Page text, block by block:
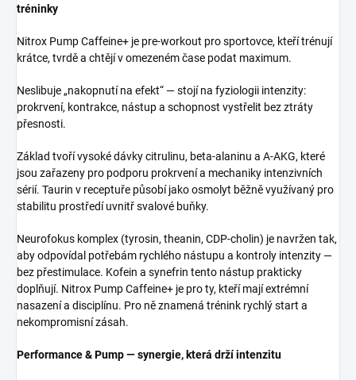
tréninky
Nitrox Pump Caffeine+ je pre-workout pro sportovce, kteří trénují
krátce, tvrdě a chtějí v omezeném čase podat maximum.
Neslibuje „nakopnutí na efekt“ — stojí na fyziologii intenzity:
prokrvení, kontrakce, nástup a schopnost vystřelit bez ztráty
přesnosti.
Základ tvoří vysoké dávky citrulinu, beta-alaninu a A-AKG, které
jsou zařazeny pro podporu prokrvení a mechaniky intenzivních
sérií. Taurin v receptuře působí jako osmolyt běžně využívaný pro
stabilitu prostředí uvnitř svalové buňky.
Neurofokus komplex (tyrosin, theanin, CDP-cholin) je navržen tak,
aby odpovídal potřebám rychlého nástupu a kontroly intenzity —
bez přestimulace. Kofein a synefrin tento nástup prakticky
doplňují. Nitrox Pump Caffeine+ je pro ty, kteří mají extrémní
nasazení a disciplínu. Pro ně znamená trénink rychlý start a
nekompromisní zásah.
Performance & Pump — synergie, která drží intenzitu